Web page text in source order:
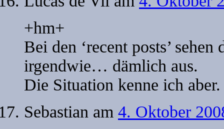
+hm+
Bei den ‘recent posts’ sehen
irgendwie… dämlich aus.
Die Situation kenne ich
Sebastian am 4. Oktober